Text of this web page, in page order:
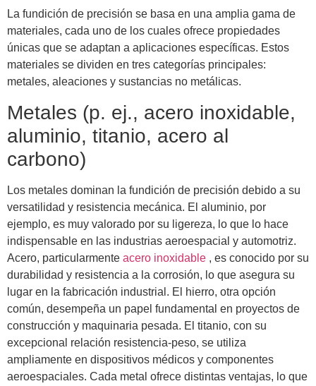
La fundición de precisión se basa en una amplia gama de
materiales, cada uno de los cuales ofrece propiedades
únicas que se adaptan a aplicaciones específicas. Estos
materiales se dividen en tres categorías principales:
metales, aleaciones y sustancias no metálicas.
Metales (p. ej., acero inoxidable,
aluminio, titanio, acero al
carbono)
Los metales dominan la fundición de precisión debido a su
versatilidad y resistencia mecánica. El aluminio, por
ejemplo, es muy valorado por su ligereza, lo que lo hace
indispensable en las industrias aeroespacial y automotriz.
Acero, particularmente acero inoxidable , es conocido por su
durabilidad y resistencia a la corrosión, lo que asegura su
lugar en la fabricación industrial. El hierro, otra opción
común, desempeña un papel fundamental en proyectos de
construcción y maquinaria pesada. El titanio, con su
excepcional relación resistencia-peso, se utiliza
ampliamente en dispositivos médicos y componentes
aeroespaciales. Cada metal ofrece distintas ventajas, lo que